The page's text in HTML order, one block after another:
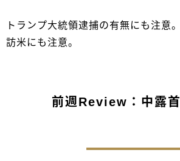
トランプ大統領逮捕の有無にも注意
訪米にも注意。
前週Review：中露